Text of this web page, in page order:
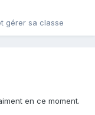
gérer sa classe
en ce moment.